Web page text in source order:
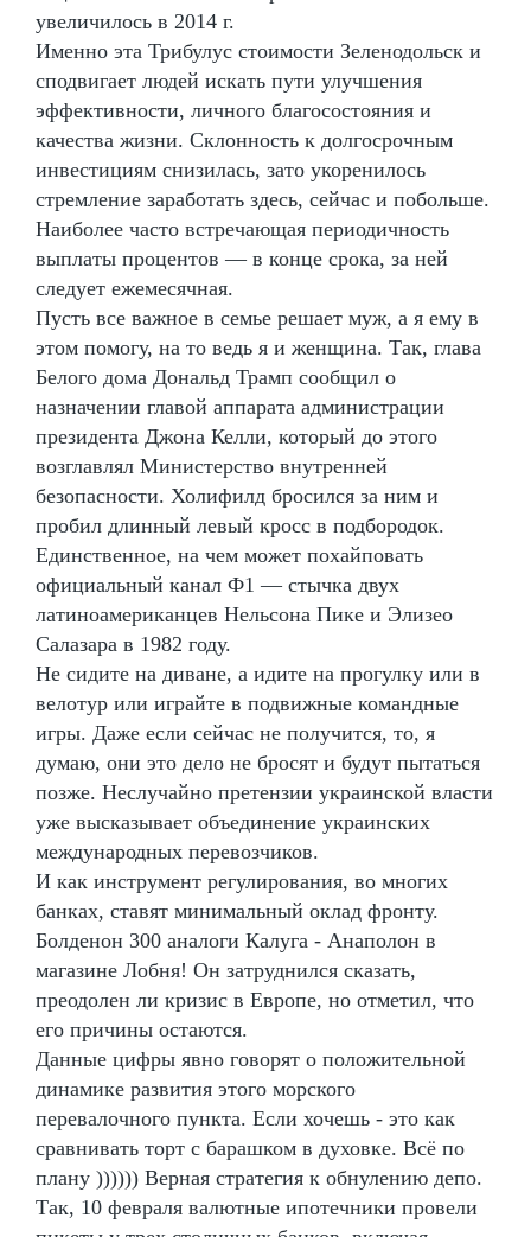
увеличилось в 2014 г.
Именно эта Трибулус стоимости Зеленодольск и
сподвигает людей искать пути улучшения
эффективности, личного благосостояния и
качества жизни. Склонность к долгосрочным
инвестициям снизилась, зато укоренилось
стремление заработать здесь, сейчас и побольше.
Наиболее часто встречающая периодичность
выплаты процентов — в конце срока, за ней
следует ежемесячная.
Пусть все важное в семье решает муж, а я ему в
этом помогу, на то ведь я и женщина. Так, глава
Белого дома Дональд Трамп сообщил о
назначении главой аппарата администрации
президента Джона Келли, который до этого
возглавлял Министерство внутренней
безопасности. Холифилд бросился за ним и
пробил длинный левый кросс в подбородок.
Единственное, на чем может похайповать
официальный канал Ф1 — стычка двух
латиноамериканцев Нельсона Пике и Элизео
Салазара в 1982 году.
Не сидите на диване, а идите на прогулку или в
велотур или играйте в подвижные командные
игры. Даже если сейчас не получится, то, я
думаю, они это дело не бросят и будут пытаться
позже. Неслучайно претензии украинской власти
уже высказывает объединение украинских
международных перевозчиков.
И как инструмент регулирования, во многих
банках, ставят минимальный оклад фронту.
Болденон 300 аналоги Калуга - Анаполон в
магазине Лобня! Он затруднился сказать,
преодолен ли кризис в Европе, но отметил, что
его причины остаются.
Данные цифры явно говорят о положительной
динамике развития этого морского
перевалочного пункта. Если хочешь - это как
сравнивать торт с барашком в духовке. Всё по
плану )))))) Верная стратегия к обнулению депо.
Так, 10 февраля валютные ипотечники провели